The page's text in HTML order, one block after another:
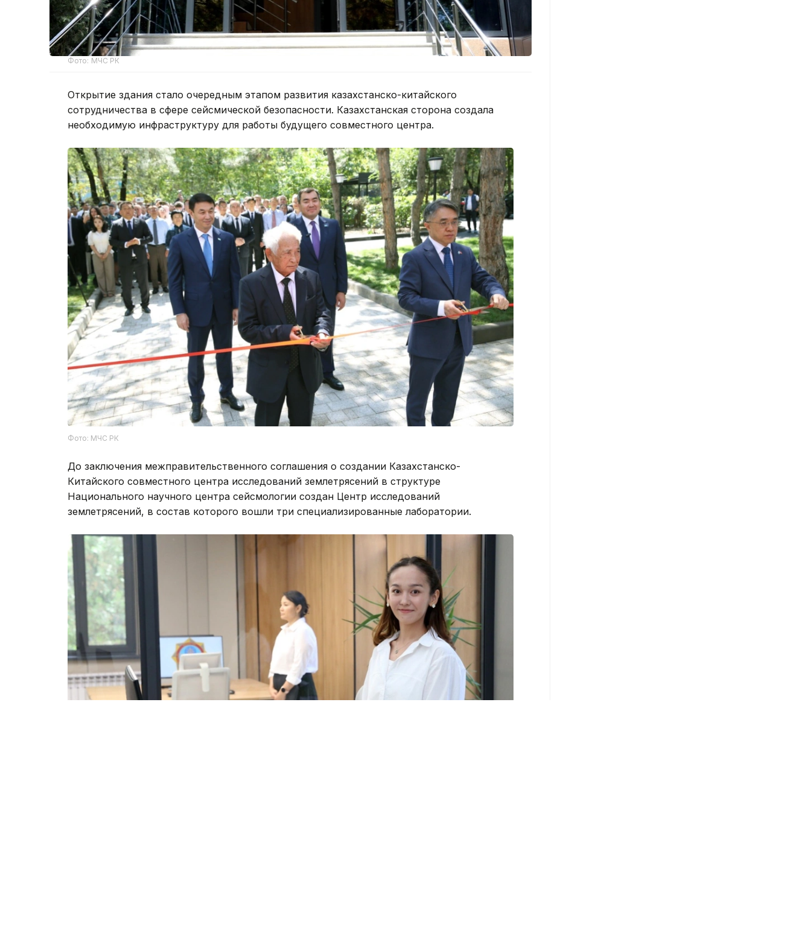
Фото: МЧС РК
Открытие здания стало очередным этапом развития казахстанско-китайского
сотрудничества в сфере сейсмической безопасности. Казахстанская сторона создала
необходимую инфраструктуру для работы будущего совместного центра.
Фото: МЧС РК
До заключения межправительственного соглашения о создании Казахстанско-
Китайского совместного центра исследований землетрясений в структуре
Национального научного центра сейсмологии создан Центр исследований
землетрясений, в состав которого вошли три специализированные лаборатории.